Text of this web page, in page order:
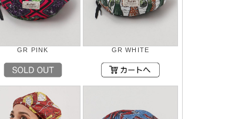
GR PINK GR WHITE